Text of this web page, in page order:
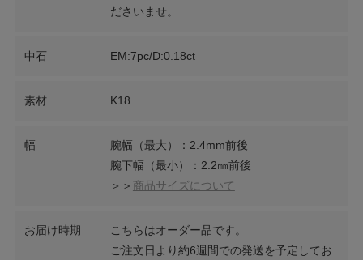
ださいませ。
中石 EM:7pc/D:0.18ct
素材 K18
幅
腕幅（最大）：2.4mm前後
腕下幅（最小）：2.2㎜前後
＞＞ 商品サイズについて
お届け時期
こちらはオーダー品です。
ご注文日より約6週間での発送を予定してお